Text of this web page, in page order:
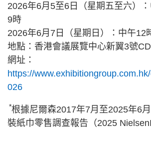
2026年6月5至6日（星期五至六）
9時
2026年6月7日（星期日）：中午12
地點：香港會議展覽中心新翼3號
網址：
https://
026
*根據尼爾森2017年7月至2025年6
裝紙巾零售調查報告（2025